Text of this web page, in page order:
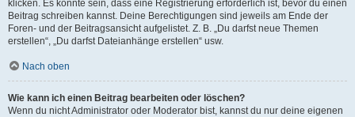
klicken. Es könnte sein, dass eine Registrierung erforderlich ist, bevor du einen
Beitrag schreiben kannst. Deine Berechtigungen sind jeweils am Ende der
Foren- und der Beitragsansicht aufgelistet. Z. B. „Du darfst neue Themen
erstellen“, „Du darfst Dateianhänge erstellen“ usw.
Nach oben
Wie kann ich einen Beitrag bearbeiten oder löschen?
Wenn du nicht Administrator oder Moderator bist, kannst du nur deine eigenen